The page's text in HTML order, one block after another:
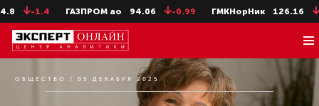
-1.4 ГАЗПРОМ ао 94.06 -0.99 ГМКНорНик 126.16 -1.16
ОБЩЕСТВО / 05 ДЕКАБРЯ 2025